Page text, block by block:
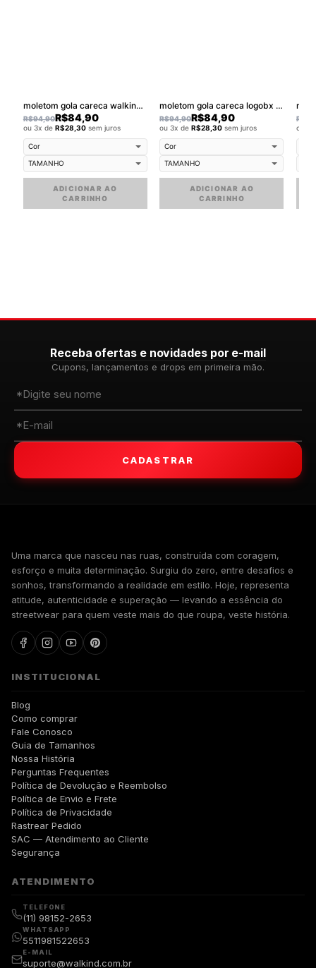
moletom gola careca walkind clothing
R$94,90R$84,90
ou 3x de R$28,30sem juros
ADICIONAR AO
CARRINHO
moletom gola careca logobx small
R$94,90R$84,90
ou 3x deR$28,30 sem juros
ADICIONAR AO
CARRINHO
R$
ou
Receba ofertas e novidades por e-mail
Cupons, lançamentos e drops em primeira mão.
CADASTRAR
Uma marca que nasceu nas ruas, construída com coragem,
esforço e muita determinação. Surgiu do zero, entre desafios e
sonhos, transformando a realidade em estilo. Hoje, representa
atitude, autenticidade e superação — levando a essência do
streetwear para quem veste mais do que roupa, veste história.
INSTITUCIONAL
Blog
Como comprar
Fale Conosco
Guia de Tamanhos
Nossa História
Perguntas Frequentes
Política de Devolução e Reembolso
Política de Envio e Frete
Política de Privacidade
Rastrear Pedido
SAC — Atendimento ao Cliente
Segurança
ATENDIMENTO
TELEFONE
(11) 98152-2653
WHATSAPP
5511981522653
E-MAIL
suporte@walkind.com.br